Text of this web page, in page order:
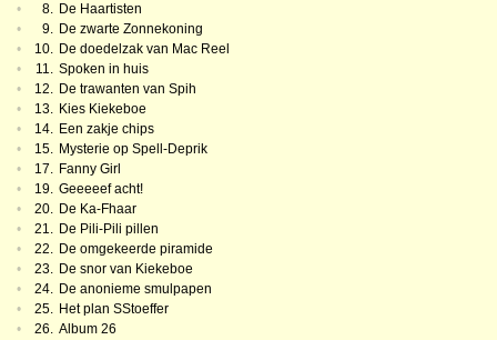
•
8. De Haartisten
•
9. De zwarte Zonnekoning
•
10. De doedelzak van Mac Reel
•
11. Spoken in huis
•
12. De trawanten van Spih
•
13. Kies Kiekeboe
•
14. Een zakje chips
•
15. Mysterie op Spell-Deprik
•
17. Fanny Girl
•
19. Geeeeef acht!
•
20. De Ka-Fhaar
•
21. De Pili-Pili pillen
•
22. De omgekeerde piramide
•
23. De snor van Kiekeboe
•
24. De anonieme smulpapen
•
25. Het plan SStoeffer
•
26. Album 26